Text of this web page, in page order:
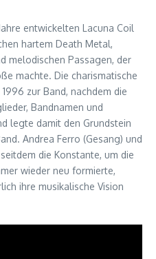
entwickelten Lacuna Coil
hartem Death Metal,
melodischen Passagen, der
machte. Die charismatische
zur Band, nachdem die
Bandnamen und
legte damit den Grundstein
Andrea Ferro (Gesang) und
die Konstante, um die
wieder neu formierte,
ihre musikalische Vision